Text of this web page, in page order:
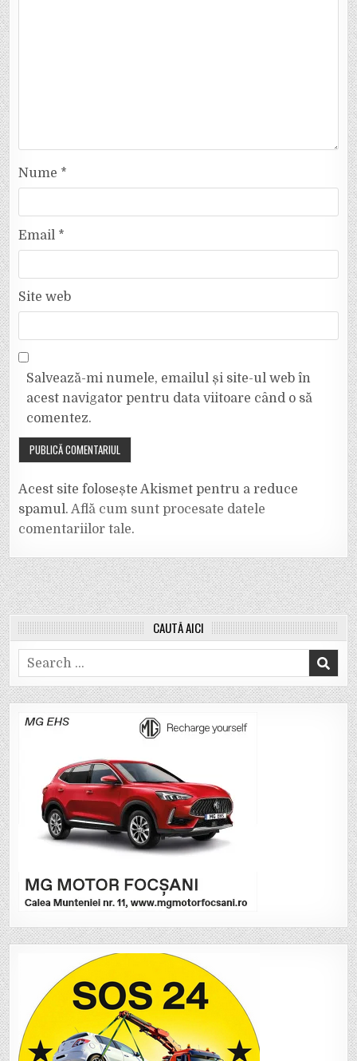
Nume *
Email *
Site web
Salvează-mi numele, emailul și site-ul web în
acest navigator pentru data viitoare când o să
comentez.
Acest site folosește Akismet pentru a reduce
spamul.Află cum sunt procesate datele
comentariilor tale.
CAUTĂ AICI
Search
for: